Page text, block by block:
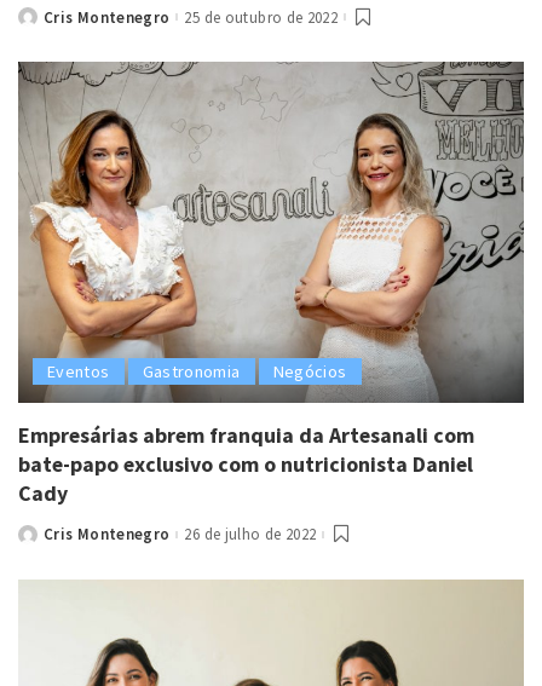
PostedCris Montenegro 25 de outubro de 2022
Eventos Gastronomia Negócios
Empresárias abrem franquia da Artesanali com
bate-papo exclusivo com o nutricionista Daniel
Cady
PostedCris Montenegro 26 de julho de 2022